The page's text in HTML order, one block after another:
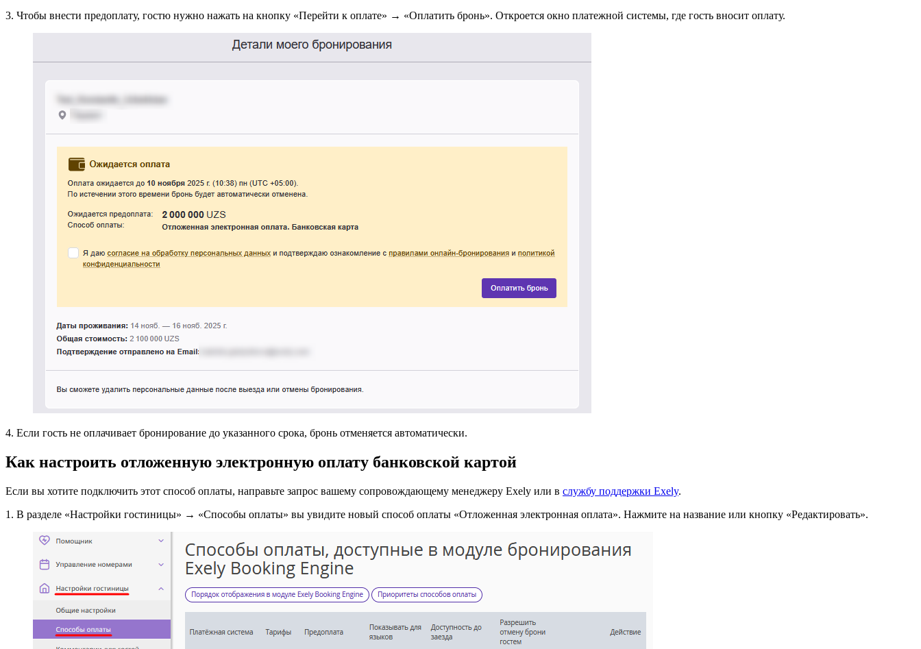
3. Чтобы внести предоплату, гостю нужно нажать на кнопку «Перейти к оплате» → «Оплатить бронь». Откроется окно платежной системы, где гость вносит оплату.
4. Если гость не оплачивает бронирование до указанного срока, бронь отменяется автоматически.
Как настроить отложенную электронную оплату банковской картой
Если вы хотите подключить этот способ оплаты, направьте запрос вашему сопровождающему менеджеру Exely или в службу поддержки Exely.
1. В разделе «Настройки гостиницы» → «Способы оплаты» вы увидите новый способ оплаты «Отложенная электронная оплата». Нажмите на название или кнопку «Редактировать».